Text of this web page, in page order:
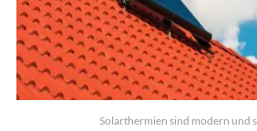
Solarthermien sind modern und